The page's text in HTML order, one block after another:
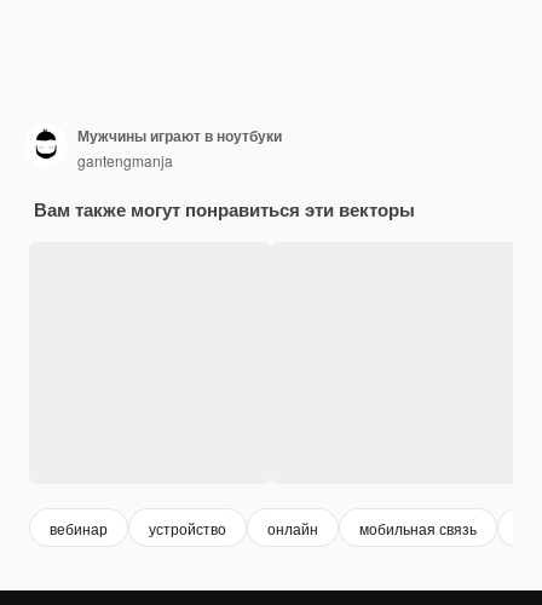
Мужчины играют в ноутбуки
gantengmanja
Вам также могут понравиться эти векторы
вебинар устройство онлайн мобильная связь